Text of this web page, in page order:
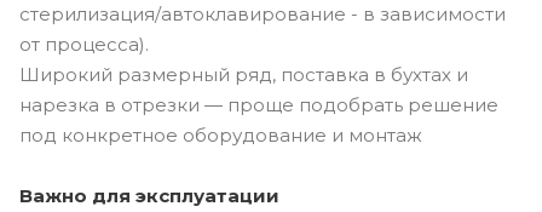
стерилизация/автоклавирование - в зависимости
от процесса).
Широкий размерный ряд, поставка в бухтах и
нарезка в отрезки — проще подобрать решение
под конкретное оборудование и монтаж
Важно для эксплуатации